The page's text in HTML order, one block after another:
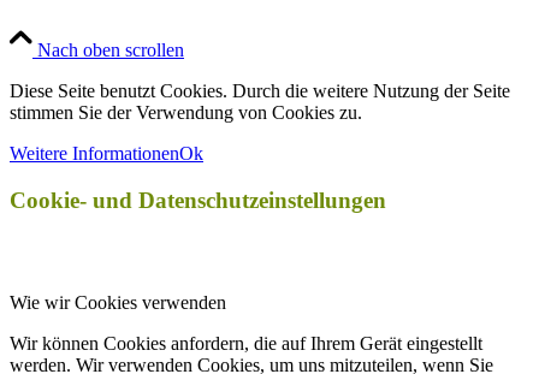
Nach oben scrollen
Diese Seite benutzt Cookies. Durch die weitere Nutzung der Seite
stimmen Sie der Verwendung von Cookies zu.
Weitere InformationenOk
Cookie- und Datenschutzeinstellungen
Wie wir Cookies verwenden
Wir können Cookies anfordern, die auf Ihrem Gerät eingestellt
werden. Wir verwenden Cookies, um uns mitzuteilen, wenn Sie